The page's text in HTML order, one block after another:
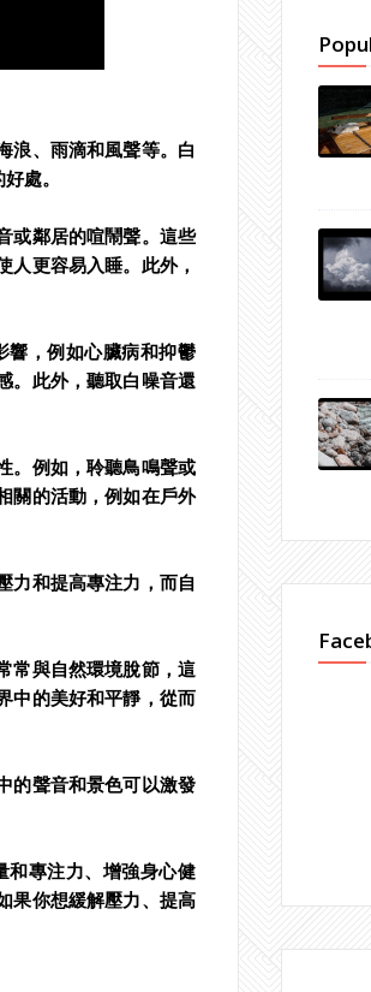
浪、雨滴和風聲等。白
處。
或鄰居的喧鬧聲。這些
人更容易入睡。此外，
響，例如心臟病和抑鬱
。此外，聽取白噪音還
。例如，聆聽鳥鳴聲或
關的活動，例如在戶外
力和提高專注力，而自
常與自然環境脫節，這
中的美好和平靜，從而
的聲音和景色可以激發
和專注力、增強身心健
果你想緩解壓力、提高